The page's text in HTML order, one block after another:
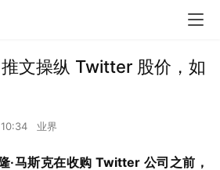
文操纵 Twitter 股价，如
业界
·马斯克在收购 Twitter 公司之前，